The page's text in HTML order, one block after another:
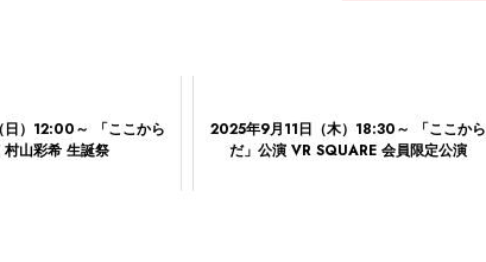
）12:00～ 「ここから
山彩希 生誕祭
2025年9月11日（木）18:30～ 「ここから
だ」公演 VR SQUARE 会員限定公演